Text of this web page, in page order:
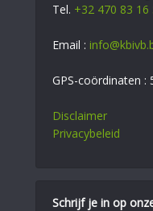
Tel. +32 470 83 16
Email :
GPS-coördinaten :
Disclaimer
Privacybeleid
Schrijf je in op